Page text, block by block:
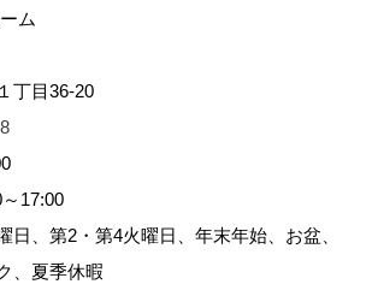
ム
丁目36-20
～17:00
日、第2・第4火曜日、年末年始、お盆、
、夏季休暇